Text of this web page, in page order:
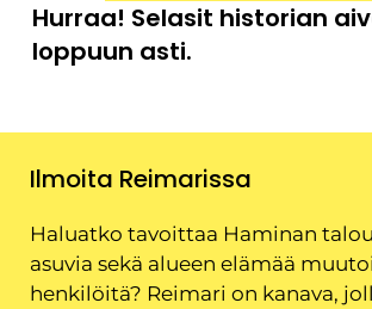
Hurraa! Selasit historian
loppuun asti.
Ilmoita Reimarissa
Haluatko tavoittaa Haminan
asuvia sekä alueen elämää
henkilöitä? Reimari on kanava,